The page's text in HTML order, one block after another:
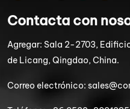
Contacta con
Agregar: Sala 2-2703,
de Licang, Qingdao, China.
Correo electrónico: